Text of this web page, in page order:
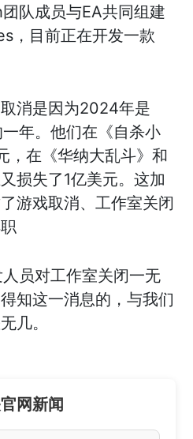
队成员与EA共同组建
，目前正在开发一款
取消是因为2024年是
年。他们在《自杀小
，在《华纳大乱斗》和
损失了1亿美元。这加
游戏取消、工作室关闭
员对工作室关闭一无
知这一消息的，与我们
几。
网新闻